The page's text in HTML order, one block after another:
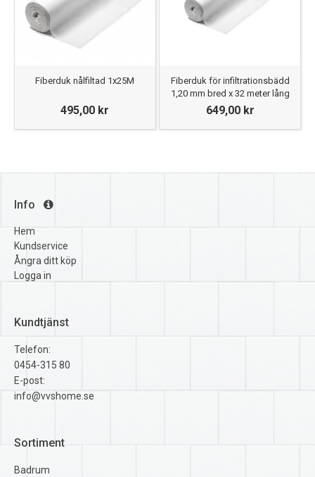
Fiberduk nålfiltad 1x25M
495,00 kr
Fiberduk för infiltrationsbädd
1,20 mm bred x 32 meter lång
649,00 kr
Info
Hem
Kundservice
Ångra ditt köp
Logga in
Kundtjänst
Telefon:
0454-315 80
E-post:
info@vvshome.se
Sortiment
Badrum